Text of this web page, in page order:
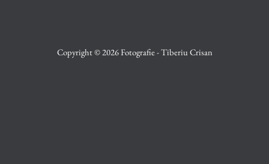
Copyright © 2026 Fotografie - Tiberiu Crisan